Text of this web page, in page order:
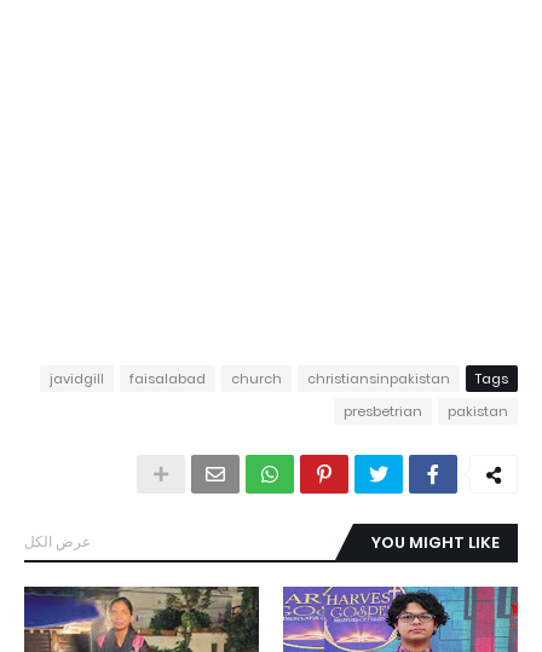
Tags
christiansinpakistan
church
faisalabad
javidgill
pakistan
presbetrian
YOU MIGHT LIKE عرض الكل